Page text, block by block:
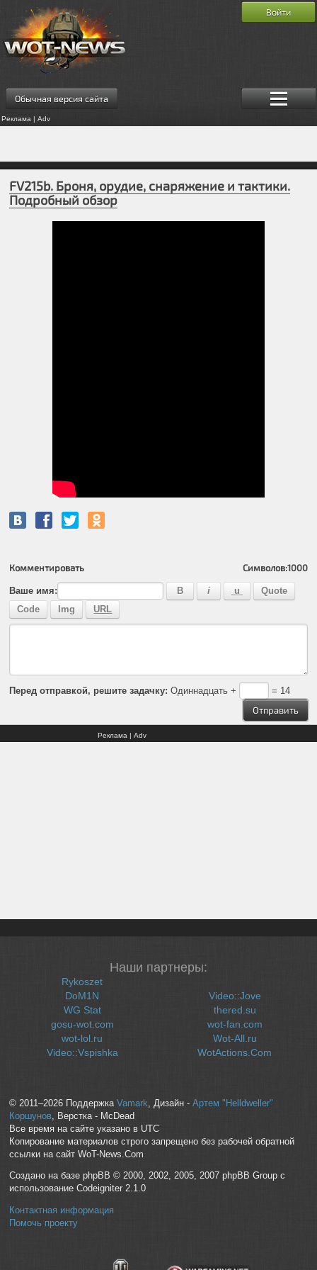
Обычная версия сайта
Реклама | Adv
Войти
FV215b. Броня, орудие, снаряжение и тактики.
Подробный обзор
Комментировать Символов:1000
Ваше имя:
Перед отправкой, решите задачку: Одиннадцать + = 14
Реклама | Adv
Наши партнеры:
Rykoszet
DoM1N
WG Stat
gosu-wot.com
wot-lol.ru
Video::Vspishka
Video::Jove
thered.su
wot-fan.com
Wot-All.ru
WotActions.Com
© 2011–2026 Поддержка Vamark, Дизайн - Артем "Helldweller"
Коршунов, Верстка - McDead
Все время на сайте указано в UTC
Копирование материалов строго запрещено без рабочей обратной
ссылки на сайт WoT-News.Com
Создано на базе phpBB © 2000, 2002, 2005, 2007 phpBB Group с
использование Codeigniter 2.1.0
Контактная информация
Помочь проекту